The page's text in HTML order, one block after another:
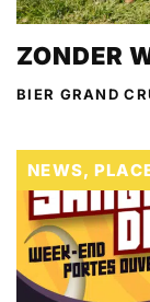
ZONDER
BIER GRAND
NEWS,